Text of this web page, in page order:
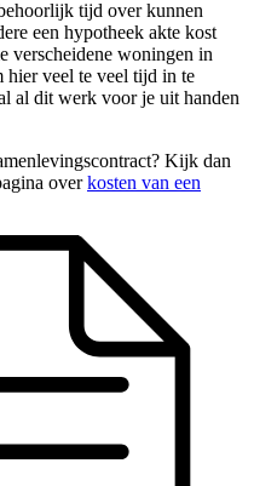
tijd over kunnen
een hypotheek akte kost
verscheidene woningen in
hier veel te veel tijd in te
al dit werk voor je uit handen
Kijk dan
overkosten van een